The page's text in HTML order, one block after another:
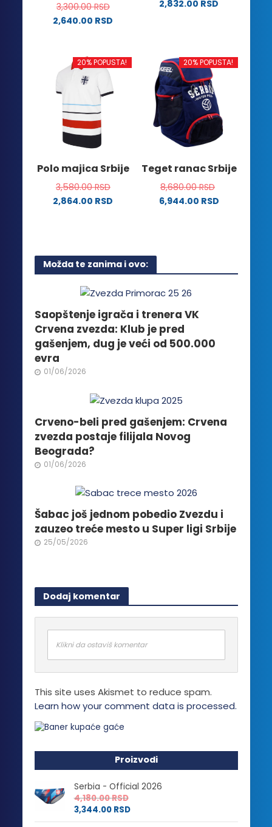
3,300.00RSD
2,640.00 RSD
ima
više
varijanti.
Opcije
mogu
biti
izabrane
stranici
proizvoda.
2,832.00 RSD
više
varijanti.
Opcije
mogu
biti
izabrane
na
proizvoda.
20% POPUSTA!
Polo majica Srbije
3,580.00RSD
2,864.00 RSD
više
varijanti.
Opcije
mogu
biti
izabrane
na
stranici
proizvoda.
20% POPUSTA!
Teget ranac Srbije
8,680.00RSD
6,944.00 RSD
Možda te zanima i ovo:
Saopštenje igrača i trenera VK
Crvena zvezda: Klub je pred
gašenjem, dug je veći od 500.000
evra
01/06/2026
Crveno-beli pred gašenjem: Crvena
zvezda postaje filijala Novog
Beograda?
01/06/2026
Šabac još jednom pobedio Zvezdu i
zauzeo treće mesto u Super ligi Srbije
25/05/2026
Dodaj komentar
Klikni da ostaviš komentar
This site uses Akismet to reduce spam.
Learn how your comment data is processed.
Proizvodi
Serbia - Official 2026
4,180.00RSD
3,344.00 RSD